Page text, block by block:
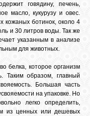
говядину, печень,
масло, кукурузу и овес.
кожаных ботинок, около 4
и 30 литров воды. Так же
указанным в анализе
для животных.
белка, которое организм
Таким образом, главный
Большая часть
на упаковке. Но
легко определить,
из ценных или дешевых